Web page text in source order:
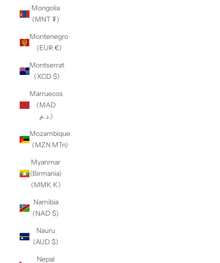
Mongolia
(MNT ₮)
Montenegro
(EUR €)
Montserrat
(XCD $)
Marruecos
(MAD
د.م.)
Mozambique
(MZN MTn)
Myanmar
(Birmania)
(MMK K)
Namibia
(NAD $)
Nauru
(AUD $)
Nepal